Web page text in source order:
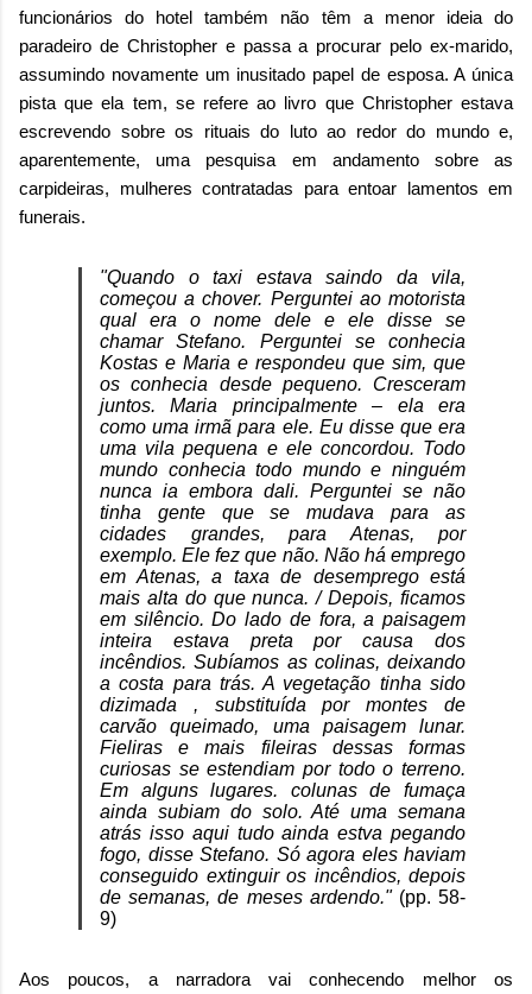
funcionários do hotel também não têm a menor ideia do
paradeiro de Christopher e passa a procurar pelo ex-marido,
assumindo novamente um inusitado papel de esposa. A única
pista que ela tem, se refere ao livro que Christopher estava
escrevendo sobre os rituais do luto ao redor do mundo e,
aparentemente, uma pesquisa em andamento sobre as
carpideiras, mulheres contratadas para entoar lamentos em
funerais.
"Quando o taxi estava saindo da vila,
começou a chover. Perguntei ao motorista
qual era o nome dele e ele disse se
chamar Stefano. Perguntei se conhecia
Kostas e Maria e respondeu que sim, que
os conhecia desde pequeno. Cresceram
juntos. Maria principalmente – ela era
como uma irmã para ele. Eu disse que era
uma vila pequena e ele concordou. Todo
mundo conhecia todo mundo e ninguém
nunca ia embora dali. Perguntei se não
tinha gente que se mudava para as
cidades grandes, para Atenas, por
exemplo. Ele fez que não. Não há emprego
em Atenas, a taxa de desemprego está
mais alta do que nunca. / Depois, ficamos
em silêncio. Do lado de fora, a paisagem
inteira estava preta por causa dos
incêndios. Subíamos as colinas, deixando
a costa para trás. A vegetação tinha sido
dizimada , substituída por montes de
carvão queimado, uma paisagem lunar.
Fieliras e mais fileiras dessas formas
curiosas se estendiam por todo o terreno.
Em alguns lugares. colunas de fumaça
ainda subiam do solo. Até uma semana
atrás isso aqui tudo ainda estva pegando
fogo, disse Stefano. Só agora eles haviam
conseguido extinguir os incêndios, depois
de semanas, de meses ardendo."(pp. 58-
9)
Aos poucos, a narradora vai conhecendo melhor os